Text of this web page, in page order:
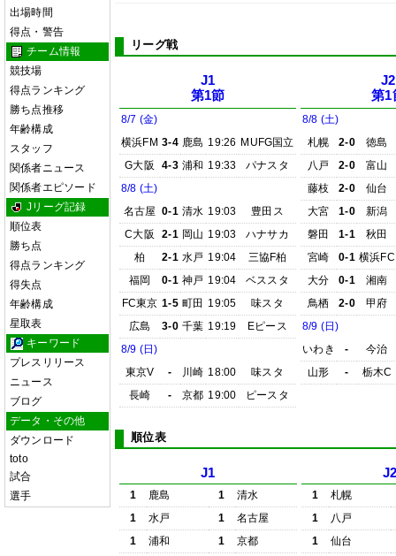
出場時間
得点・警告
チーム情報
競技場
得点ランキング
勝ち点推移
年齢構成
スタッフ
関係者ニュース
関係者エピソード
Jリーグ記録
順位表
勝ち点
得点ランキング
得失点
年齢構成
星取表
キーワード
プレスリリース
ニュース
ブログ
データ・その他
ダウンロード
toto
試合
選手
リーグ戦
J1
第1節
8/7 (金)
横浜FM 3-4 鹿島 19:26 MUFG国立
G大阪
4-3 浦和 19:33
パナスタ
8/8 (土)
名古屋 0-1 清水 19:03
豊田ス
C大阪
2-1 岡山 19:03
ハナサカ
柏
2-1 水戸 19:04
三協F柏
福岡
0-1 神戸 19:04
ベススタ
FC東京 1-5 町田 19:05
味スタ
広島
3-0 千葉 19:19
Eピース
8/9 (日)
東京V
- 川崎 18:00
味スタ
長崎
- 京都 19:00 ピースタ
J2
第1
8/8 (土)
札幌
2-0
徳島
八戸
2-0
富山
藤枝
2-0
仙台
大宮
1-0
新潟
磐田
1-1
秋田
宮崎
0-1 横浜FC
大分
0-1
湘南
鳥栖
2-0
甲府
8/9 (日)
いわき
-
今治
山形
- 栃木C
順位表
J1
1 鹿島 1
清水
1
水戸 1
名古屋
1
浦和 1
京都
1
札幌
1
八戸
1
仙台